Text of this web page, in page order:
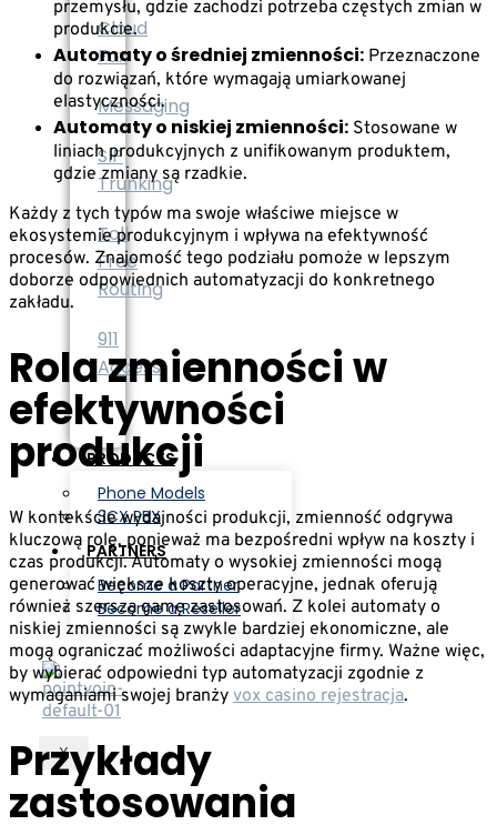
Cloud
Fax
Messaging
SIP
Trunking
Toll
Free
Routing
911
Access
PRODUCTS
Phone Models
3CX PBX
PARTNERS
Become a Partner
Become a Reseller
X
przemysłu, gdzie zachodzi potrzeba częstych zmian w
produkcie.
Automaty o średniej zmienności: Przeznaczone
do rozwiązań, które wymagają umiarkowanej
elastyczności.
Automaty o niskiej zmienności: Stosowane w
liniach produkcyjnych z unifikowanym produktem,
gdzie zmiany są rzadkie.
Każdy z tych typów ma swoje właściwe miejsce w
ekosystemie produkcyjnym i wpływa na efektywność
procesów. Znajomość tego podziału pomoże w lepszym
doborze odpowiednich automatyzacji do konkretnego
zakładu.
Rola zmienności w
efektywności
produkcji
W kontekście wydajności produkcji, zmienność odgrywa
kluczową rolę, ponieważ ma bezpośredni wpływ na koszty i
czas produkcji. Automaty o wysokiej zmienności mogą
generować większe koszty operacyjne, jednak oferują
również szerszą gamę zastosowań. Z kolei automaty o
niskiej zmienności są zwykle bardziej ekonomiczne, ale
mogą ograniczać możliwości adaptacyjne firmy. Ważne więc,
by wybierać odpowiedni typ automatyzacji zgodnie z
wymaganiami swojej branży vox casino rejestracja.
Przykłady
zastosowania